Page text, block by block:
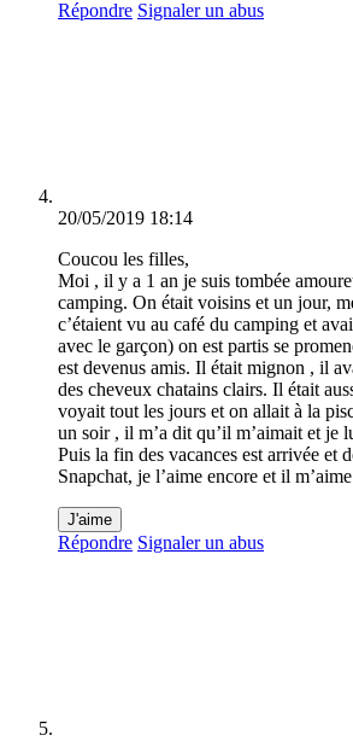
Répondre Signaler un abus
20/05/2019 18:14
Coucou les filles,
Moi , il y a 1 an je suis tombée
camping. On était voisins et un jour,
c’étaient vu au café du camping et
avec le garçon) on est partis se
est devenus amis. Il était mignon , il
des cheveux chatains clairs. Il était
voyait tout les jours et on allait à la
un soir , il m’a dit qu’il m’aimait et je
Puis la fin des vacances est arrivée et
Snapchat, je l’aime encore et il
J'aime
Répondre Signaler un abus